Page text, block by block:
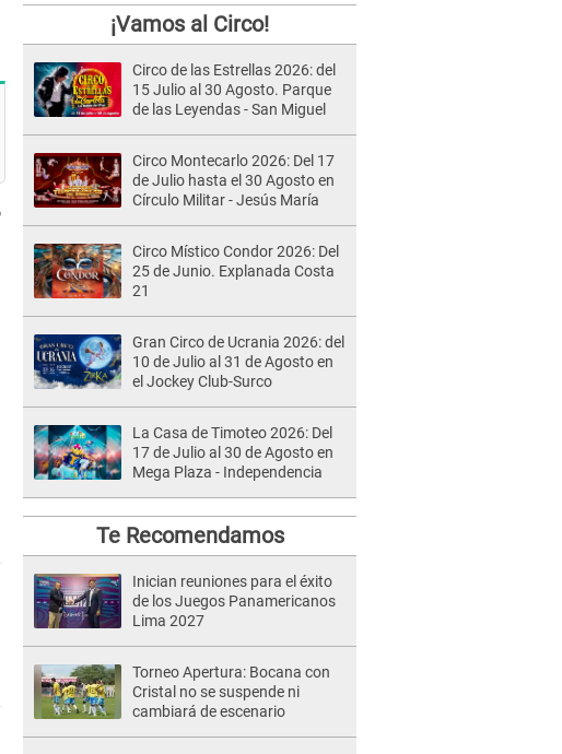
¡Vamos al Circo!
Circo de las Estrellas 2026: del
15 Julio al 30 Agosto. Parque
de las Leyendas - San Miguel
Circo Montecarlo 2026: Del 17
de Julio hasta el 30 Agosto en
Círculo Militar - Jesús María
Circo Místico Condor 2026: Del
25 de Junio. Explanada Costa
21
Gran Circo de Ucrania 2026: del
10 de Julio al 31 de Agosto en
el Jockey Club-Surco
La Casa de Timoteo 2026: Del
17 de Julio al 30 de Agosto en
Mega Plaza - Independencia
Te Recomendamos
Inician reuniones para el éxito
de los Juegos Panamericanos
Lima 2027
Torneo Apertura: Bocana con
Cristal no se suspende ni
cambiará de escenario